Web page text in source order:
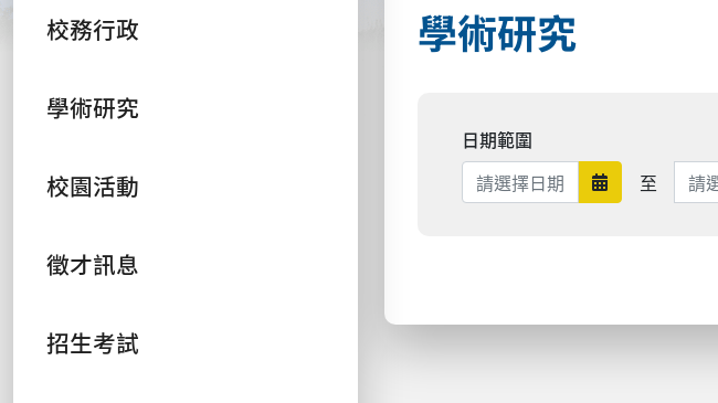
校務行政
學術研究
校園活動
徵才訊息
招生考試
學術研究
日期範圍
日期範圍開始
至 日